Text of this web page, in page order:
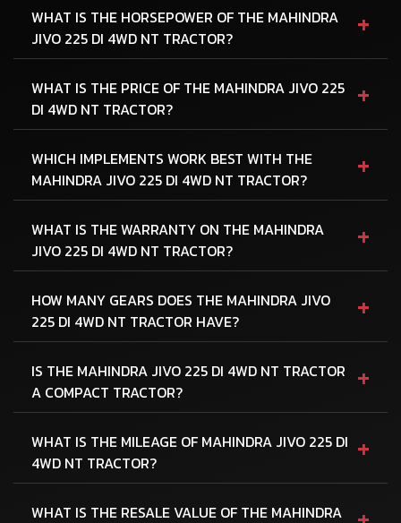
WHAT IS THE HORSEPOWER OF THE MAHINDRA
JIVO 225 DI 4WD NT TRACTOR?
+
WHAT IS THE PRICE OF THE MAHINDRA JIVO 225
DI 4WD NT TRACTOR?
+
WHICH IMPLEMENTS WORK BEST WITH THE
MAHINDRA JIVO 225 DI 4WD NT TRACTOR?
+
WHAT IS THE WARRANTY ON THE MAHINDRA
JIVO 225 DI 4WD NT TRACTOR?
+
HOW MANY GEARS DOES THE MAHINDRA JIVO
225 DI 4WD NT TRACTOR HAVE?
+
IS THE MAHINDRA JIVO 225 DI 4WD NT TRACTOR
A COMPACT TRACTOR?
+
WHAT IS THE MILEAGE OF MAHINDRA JIVO 225 DI
4WD NT TRACTOR?
+
WHAT IS THE RESALE VALUE OF THE MAHINDRA